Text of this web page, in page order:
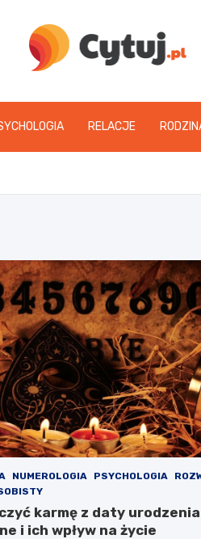
www.cytuj.pl
RELACJE
NUMEROLOGIA PSYCHOLOGIA
karmę z daty
i ich wpływ na życie